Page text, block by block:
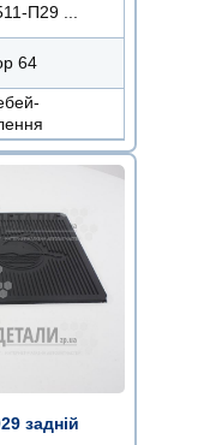
П29 ...
64
задній